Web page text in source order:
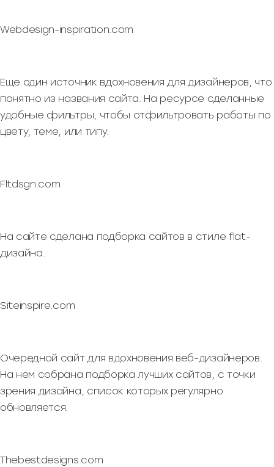
Webdesign-inspiration.com
Еще один источник вдохновения для дизайнеров, что
понятно из названия сайта. На ресурсе сделанные
удобные фильтры, чтобы отфильтровать работы по
цвету, теме, или типу.
Fltdsgn.com
На сайте сделана подборка сайтов в стиле flat-
дизайна.
Siteinspire.com
Очередной сайт для вдохновения веб-дизайнеров.
На нем собрана подборка лучших сайтов, с точки
зрения дизайна, список которых регулярно
обновляется.
Thebestdesigns.com